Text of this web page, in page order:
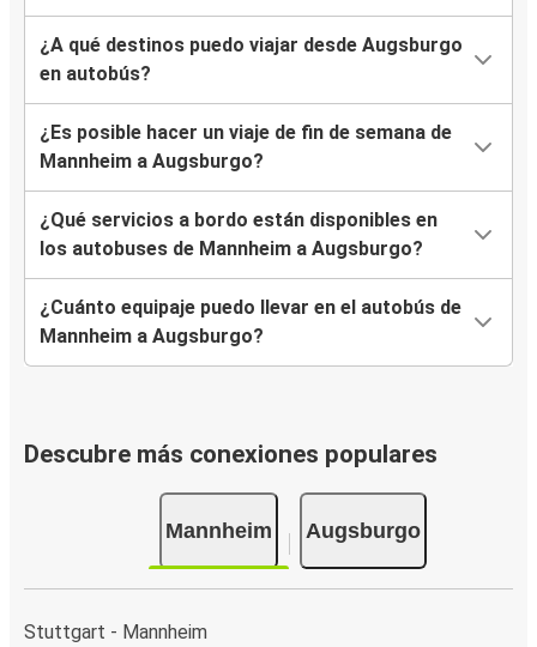
¿A qué destinos puedo viajar desde Augsburgo
en autobús?
¿Es posible hacer un viaje de fin de semana de
Mannheim a Augsburgo?
¿Qué servicios a bordo están disponibles en
los autobuses de Mannheim a Augsburgo?
¿Cuánto equipaje puedo llevar en el autobús de
Mannheim a Augsburgo?
Descubre más conexiones populares
Mannheim Augsburgo
Stuttgart - Mannheim